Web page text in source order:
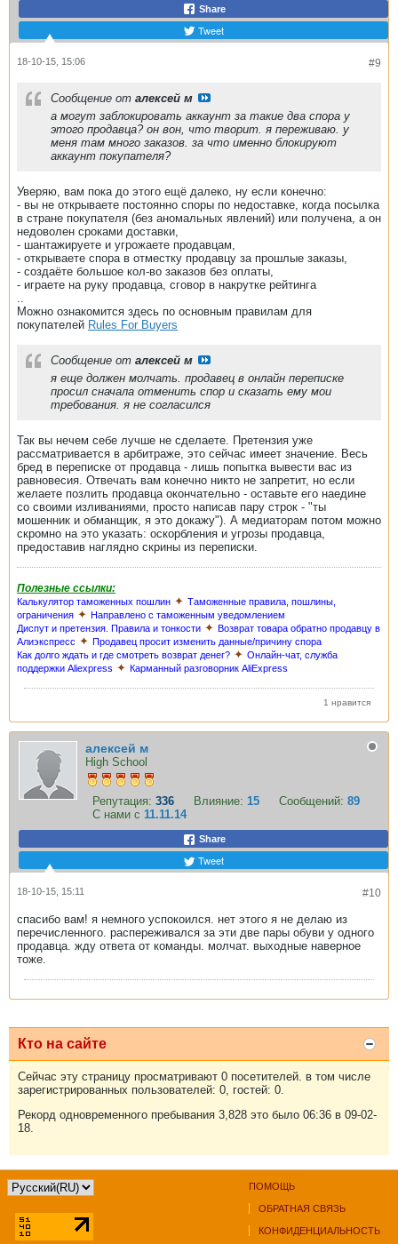
Share
Tweet
#9
18-10-15, 15:06
Сообщение от алексей м
а могут заблокировать аккаунт за такие два спора у
этого продавца? он вон, что творит. я переживаю. у
меня там много заказов. за что именно блокируют
аккаунт покупателя?
Уверяю, вам пока до этого ещё далеко, ну если конечно:
- вы не открываете постоянно споры по недоставке, когда посылка
в стране покупателя (без аномальных явлений) или получена, а он
недоволен сроками доставки,
- шантажируете и угрожаете продавцам,
- открываете спора в отместку продавцу за прошлые заказы,
- создаёте большое кол-во заказов без оплаты,
- играете на руку продавца, сговор в накрутке рейтинга
Можно ознакомится здесь по основным правилам для
покупателей Rules For Buyers
Сообщение от алексей м
я еще должен молчать. продавец в онлайн переписке
просил сначала отменить спор и сказать ему мои
требования. я не согласился
Так вы нечем себе лучше не сделаете. Претензия уже
рассматривается в арбитраже, это сейчас имеет значение. Весь
бред в переписке от продавца - лишь попытка вывести вас из
равновесия. Отвечать вам конечно никто не запретит, но если
желаете позлить продавца окончательно - оставьте его наедине
со своими изливаниями, просто написав пару строк - "ты
мошенник и обманщик, я это докажу"). А медиаторам потом можно
скромно на это указать: оскорбления и угрозы продавца,
предоставив наглядно скрины из переписки.
Полезные ссылки:
Калькулятор таможенных пошлин ✦ Таможенные правила, пошлины,
ограничения ✦ Направлено с таможенным уведомлением
Диспут и претензия. Правила и тонкости ✦ Возврат товара обратно продавцу в
Алиэкспресс ✦ Продавец просит изменить данные/причину спора
Как долго ждать и где смотреть возврат денег? ✦ Онлайн-чат, служба
поддержки Aliexpress ✦ Карманный разговорник AliExpress
1 нравится
алексей м
High School
Репутация: 336 Влияние: 15 Сообщений: 89
С нами с 11.11.14
Share
Tweet
#10
18-10-15, 15:11
спасибо вам! я немного успокоился. нет этого я не делаю из
перечисленного. распереживался за эти две пары обуви у одного
продавца. жду ответа от команды. молчат. выходные наверное
тоже.
Кто на сайте
Сейчас эту страницу просматривают 0 посетителей. в том числе
зарегистрированных пользователей: 0, гостей: 0.
Рекорд одновременного пребывания 3,828 это было 06:36 в 09-02-
18.
ПОМОЩЬ
ОБРАТНАЯ СВЯЗЬ
КОНФИДЕНЦИАЛЬНОСТЬ